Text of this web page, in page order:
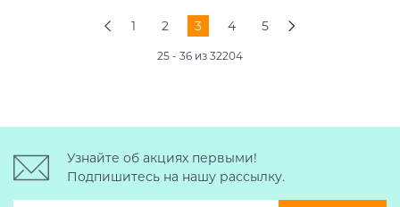
1 2 3 4 5
25 - 36 из 32204
Узнайте об акциях первыми!
Подпишитесь на нашу рассылку.